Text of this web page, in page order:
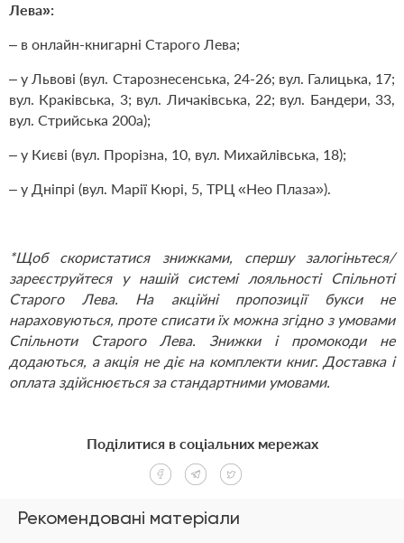
Лева»:
– в онлайн-книгарні Старого Лева;
– у Львові (вул. Старознесенська, 24-26; вул. Галицька, 17;
вул. Краківська, 3; вул. Личаківська, 22; вул. Бандери, 33,
вул. Стрийська 200а);
– у Києві (вул. Прорізна, 10, вул. Михайлівська, 18);
– у Дніпрі (вул. Марії Кюрі, 5, ТРЦ «Нео Плаза»).
*Щоб скористатися знижками, спершу залогіньтеся/
зареєструйтесяу нашій системі лояльності Спільноті
Старого Лева. На акційні пропозиції букси не
нараховуються, проте списати їх можна згідно з умовами
Спільноти Старого Лева. Знижки і промокоди не
додаються, а акція не діє на комплекти книг.Доставка і
оплатаздійснюється за стандартними умовами.
Рекомендовані матеріали
Поділитися в соціальних мережах